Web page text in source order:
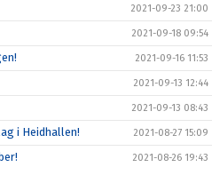
2021-09-23 21:00
2021-09-18 09:54
2021-09-16 11:53
2021-09-13 12:44
2021-09-13 08:43
i Heidhallen! 2021-08-27 15:09
2021-08-26 19:43